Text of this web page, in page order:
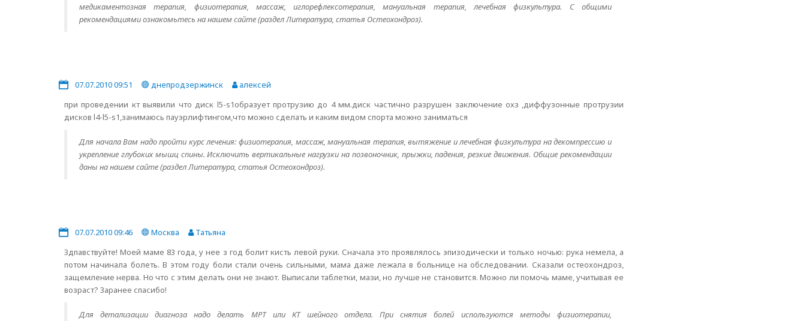
медикаментозная терапия, физиотерапия, массаж, иглорефлексотерапия, мануальная терапия, лечебная физкультура. С общими
рекомендациями ознакомьтесь на нашем сайте (раздел Литература, статья Остеохондроз).
07.07.2010 09:51 днепродзержинск
алексей
при проведении кт выявили что диск l5-s1образует протрузию до 4 мм.диск частично разрушен заключение охз ,диффузонные протрузии
дисков l4-l5-s1,занимаюсь пауэрлифтингом,что можно сделать и каким видом спорта можно заниматься
Для начала Вам надо пройти курс лечения: физиотерапия, массаж, мануальная терапия, вытяжение и лечебная физкультура на декомпрессию и
укрепление глубоких мышц спины. Исключить вертикальные нагрузки на позвоночник, прыжки, падения, резкие движения. Общие рекомендации
даны на нашем сайте (раздел Литература, статья Остеохондроз).
07.07.2010 09:46 Москва
Татьяна
Здпавствуйте! Моей маме 83 года, у нее з год болит кисть левой руки. Сначала это проявлялось эпизодически и только ночью: рука немела, а
потом начинала болеть. В этом году боли стали очень сильными, мама даже лежала в больнице на обследовании. Сказали остеохондроз,
защемление нерва. Но что с этим делать они не знают. Выписали таблетки, мази, но лучше не становится. Можно ли помочь маме, учитывая ее
возраст? Заранее спасибо!
Для детализации диагноза надо делать МРТ или КТ шейного отдела. При снятия болей используются методы физиотерапии,